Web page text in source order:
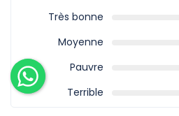
Très bonne
Moyenne
Pauvre
Terrible